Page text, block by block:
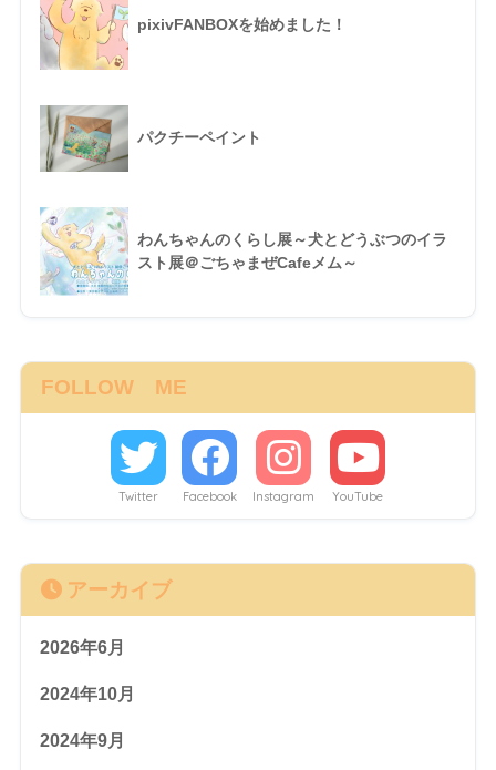
pixivFANBOXを始めました！
パクチーペイント
わんちゃんのくらし展～犬とどうぶつのイラ
スト展＠ごちゃまぜCafeメム～
FOLLOW ME
Twitter Facebook Instagram YouTube
アーカイブ
2026年6月
2024年10月
2024年9月